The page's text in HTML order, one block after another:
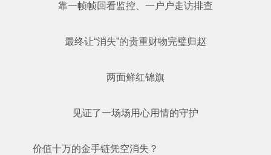
靠一帧帧回看监控、一户户走访排查
最终让“消失”的贵重财物完璧归赵
两面鲜红锦旗
见证了一场场用心用情的守护
价值十万的金手链凭空消失？